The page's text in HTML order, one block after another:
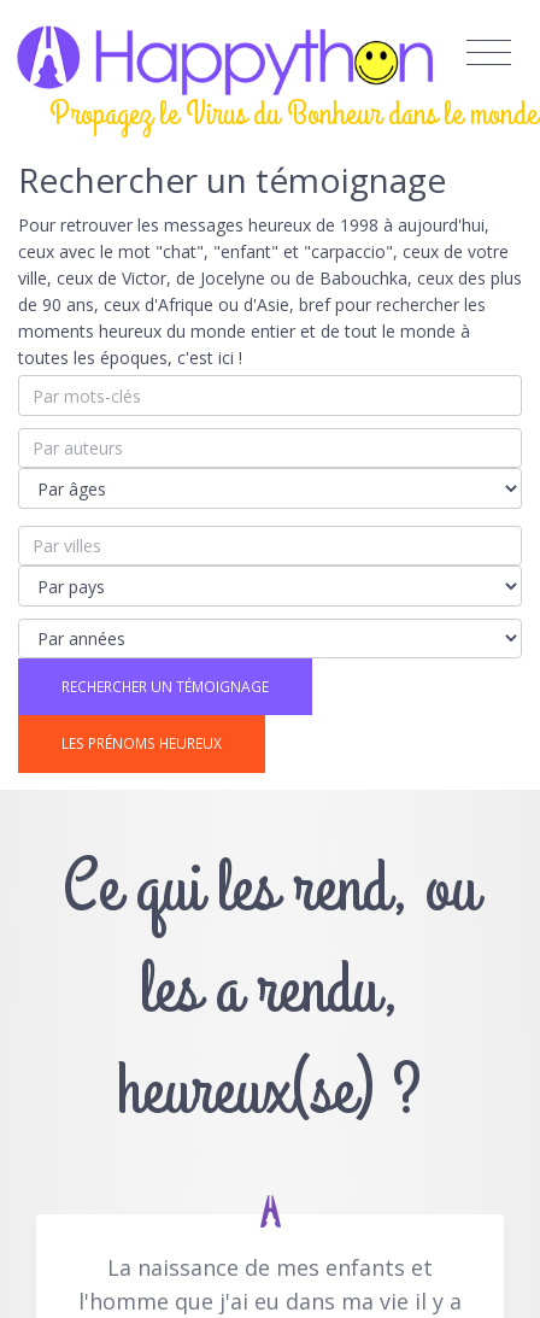
Propagez le Virus du Bonheur dans le monde
Rechercher un témoignage
Pour retrouver les messages heureux de 1998 à aujourd'hui,
ceux avec le mot "chat", "enfant" et "carpaccio", ceux de votre
ville, ceux de Victor, de Jocelyne ou de Babouchka, ceux des plus
de 90 ans, ceux d'Afrique ou d'Asie, bref pour rechercher les
moments heureux du monde entier et de tout le monde à
toutes les époques, c'est ici !
LES PRÉNOMS HEUREUX
Ce qui les rend, ou
les a rendu,
heureux(se) ?
La naissance de mes enfants et
l'homme que j'ai eu dans ma vie il y a